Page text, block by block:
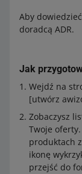
Aby
doradcą ADR.
Jak
Wejdź na
[utwórz
Zobaczysz
Twoje
produktach
ikonę
przejść do